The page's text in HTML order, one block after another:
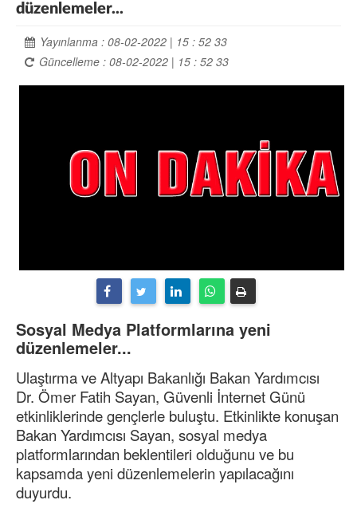
düzenlemeler...
Yayınlanma : 08-02-2022 | 15 : 52 33
Güncelleme : 08-02-2022 | 15 : 52 33
Sosyal Medya Platformlarına yeni
düzenlemeler...
Ulaştırma ve Altyapı Bakanlığı Bakan Yardımcısı
Dr. Ömer Fatih Sayan, Güvenli İnternet Günü
etkinliklerinde gençlerle buluştu. Etkinlikte konuşan
Bakan Yardımcısı Sayan, sosyal medya
platformlarından beklentileri olduğunu ve bu
kapsamda yeni düzenlemelerin yapılacağını
duyurdu.